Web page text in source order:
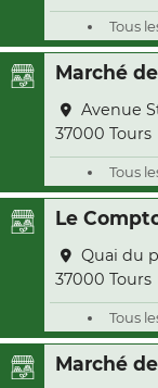
Tous
Marché
Avenue
37000 Tours
Tous
Le
Quai du
37000 Tours
Tous
Marché